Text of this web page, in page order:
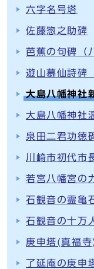
六字名号塔
佐藤惣之助碑
芭蕉の句碑（
遊山慕仙詩碑
大島八幡神社
大島八幡神社
泉田二君功徳
川崎市初代市
若宮八幡宮の
石観音の霊亀
石観音の十万
庚申塔(真福寺
了延庵の庚申